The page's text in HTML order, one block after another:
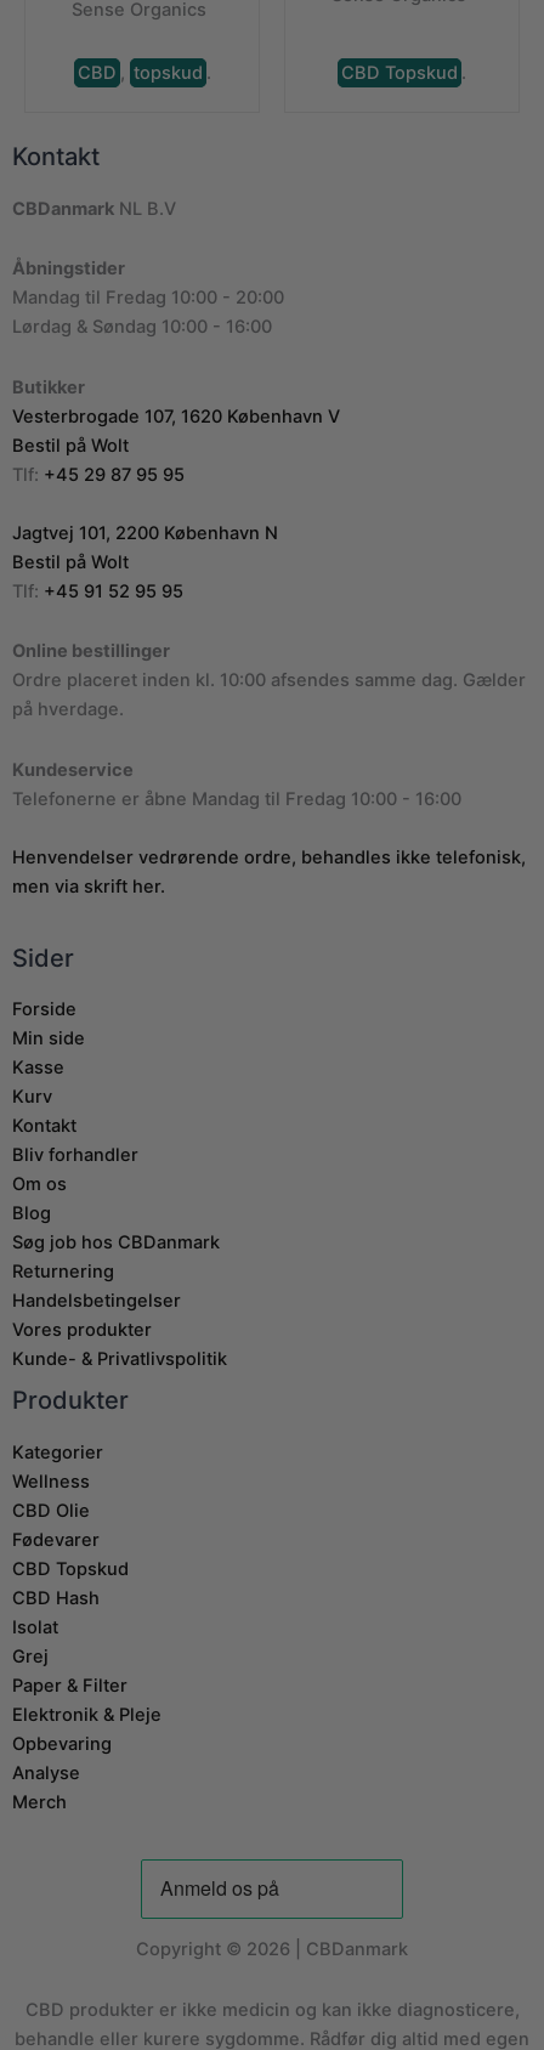
789,00 kr.
Sense Organics
CBD , topskud . CBD Topskud .
Kontakt
CBDanmark NL B.V
Åbningstider
Mandag til Fredag 10:00 - 20:00
Lørdag & Søndag 10:00 - 16:00
Butikker
Vesterbrogade 107, 1620 København V
Bestil på Wolt
Tlf: +45 29 87 95 95
Jagtvej 101, 2200 København N
Bestil på Wolt
Tlf: +45 91 52 95 95
Online bestillinger
Ordre placeret inden kl. 10:00 afsendes samme dag. Gælder
på hverdage.
Kundeservice
Telefonerne er åbne Mandag til Fredag 10:00 - 16:00
Henvendelser vedrørende ordre, behandles ikke telefonisk,
men via skrift her.
Sider
Forside
Min side
Kasse
Kurv
Kontakt
Bliv forhandler
Om os
Blog
Søg job hos CBDanmark
Returnering
Handelsbetingelser
Vores produkter
Kunde- & Privatlivspolitik
Produkter
Kategorier
Wellness
CBD Olie
Fødevarer
CBD Topskud
CBD Hash
Isolat
Grej
Paper & Filter
Elektronik & Pleje
Opbevaring
Analyse
Merch
Copyright © 2026 | CBDanmark
CBD produkter er ikke medicin og kan ikke diagnosticere,
behandle eller kurere sygdomme. Rådfør dig altid med egen